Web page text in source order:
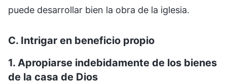
puede desarrollar bien la obra de la iglesia.
C. Intrigar en beneficio propio
1. Apropiarse indebidamente de los bienes
de la casa de Dios